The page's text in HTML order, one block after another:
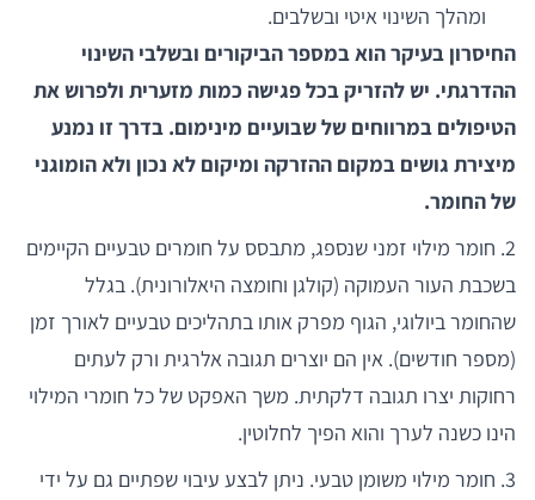
ומהלך השינוי איטי ובשלבים.
החיסרון בעיקר הוא במספר הביקורים ובשלבי השינוי
ההדרגתי. יש להזריק בכל פגישה כמות מזערית ולפרוש את
הטיפולים במרווחים של שבועיים מינימום. בדרך זו נמנע
מיצירת גושים במקום ההזרקה ומיקום לא נכון ולא הומוגני
של החומר.
2. חומר מילוי זמני שנספג, מתבסס על חומרים טבעיים הקיימים
בשכבת העור העמוקה (קולגן וחומצה היאלורונית). בגלל
שהחומר ביולוגי, הגוף מפרק אותו בתהליכים טבעיים לאורך זמן
(מספר חודשים). אין הם יוצרים תגובה אלרגית ורק לעתים
רחוקות יצרו תגובה דלקתית. משך האפקט של כל חומרי המילוי
הינו כשנה לערך והוא הפיך לחלוטין.
3. חומר מילוי משומן טבעי. ניתן לבצע עיבוי שפתיים גם על ידי